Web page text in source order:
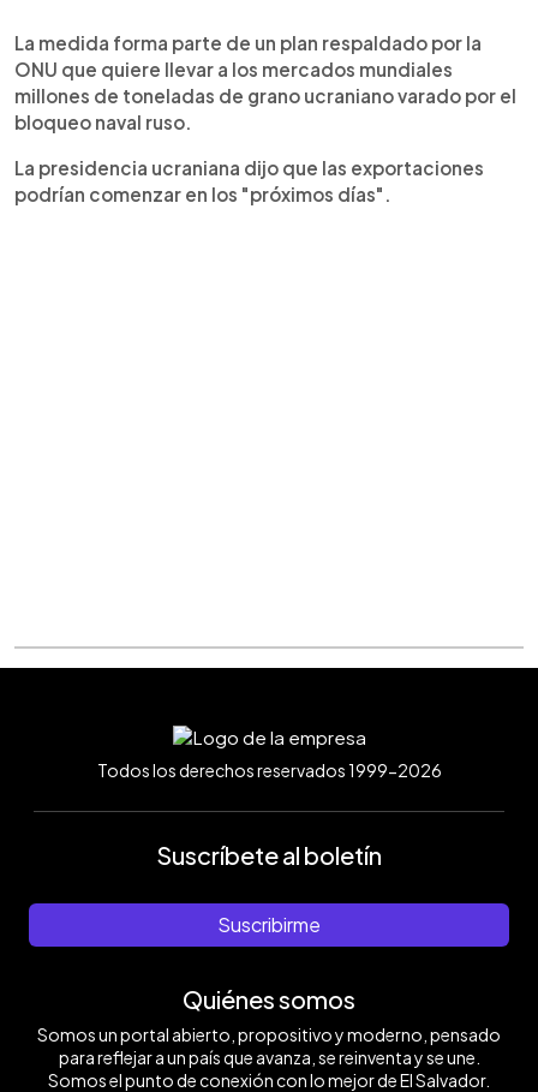
La medida forma parte de un plan respaldado por la
ONU que quiere llevar a los mercados mundiales
millones de toneladas de grano ucraniano varado por el
bloqueo naval ruso.
La presidencia ucraniana dijo que las exportaciones
podrían comenzar en los "próximos días".
Todos los derechos reservados 1999-2026
Suscríbete al boletín
Suscribirme
Quiénes somos
Somos un portal abierto, propositivo y moderno, pensado
para reflejar a un país que avanza, se reinventa y se une.
Somos el punto de conexión con lo mejor de El Salvador.